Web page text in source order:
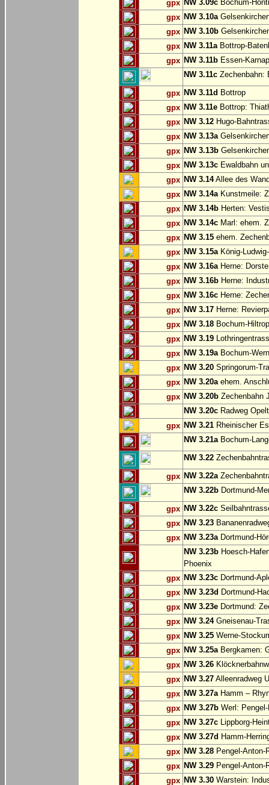
gpx NW 3.09c Bochum-
gpx NW 3.10a
gpx NW 3.10b
gpx NW 3.11aBottrop-
gpx NW 3.11b Essen-
NW 3.11c Zechenbahn:
gpx NW 3.11d Bottrop
gpx NW 3.11e Bottrop:
gpx NW 3.12 Hugo-
gpx NW 3.13a
gpx NW 3.13b
gpx NW 3.13c Ewaldbahn
gpx NW 3.14Allee des
gpx NW 3.14aKunstmeile:
gpx NW 3.14b Herten:
gpx NW 3.14c Marl: ehem.
gpx NW 3.15 ehem.
gpx NW 3.15aKönig-
gpx NW 3.16aHerne:
gpx NW 3.16b Herne:
gpx NW 3.16c Herne:
gpx NW 3.17 Herne:
gpx NW 3.18 Bochum-
gpx NW 3.19
gpx NW 3.19aBochum-
gpx NW 3.20 Springorum-
gpx NW 3.20aehem.
gpx NW 3.20b Zechenbahn
NW 3.20c Radweg
gpx NW 3.21 Rheinischer
NW 3.21aBochum-
NW 3.22
gpx NW 3.22a
NW 3.22b Dortmund-
gpx NW 3.22c
gpx NW 3.23
gpx NW 3.23aDortmund-
NW 3.23b Hoesch-
Phoenix
gpx NW 3.23c Dortmund-
gpx NW 3.23d Dortmund-
gpx NW 3.23e Dortmund:
gpx NW 3.24Gneisenau-
gpx NW 3.25 Werne-
gpx NW 3.25aBergkamen:
gpx NW 3.26
gpx NW 3.27 Alleenradweg
gpx NW 3.27aHamm –
gpx NW 3.27b Werl:
gpx NW 3.27c Lippborg-
gpx NW 3.27d Hamm-
gpx NW 3.28 Pengel-
gpx NW 3.29 Pengel-Anton-
gpx NW 3.30 Warstein: